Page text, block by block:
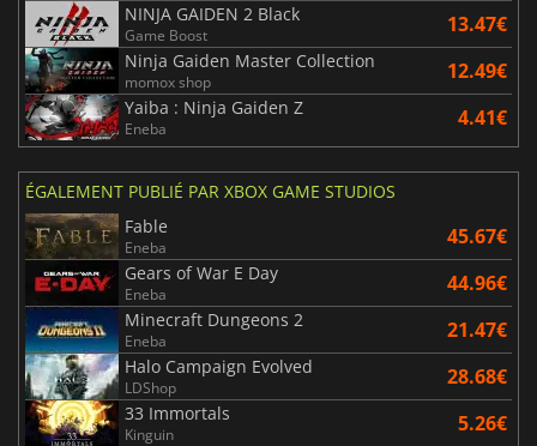
NINJA GAIDEN 2 Black
Game Boost 13.47€
Ninja Gaiden Master Collection
momox shop 12.49€
Yaiba : Ninja Gaiden Z
Eneba 4.41€
ÉGALEMENT PUBLIÉ PAR XBOX GAME STUDIOS
Fable
Eneba 45.67€
Gears of War E Day
Eneba 44.96€
Minecraft Dungeons 2
Eneba 21.47€
Halo Campaign Evolved
LDShop 28.68€
33 Immortals
Kinguin 5.26€